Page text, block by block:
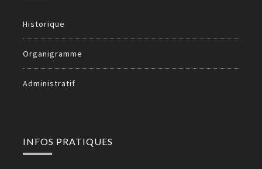
Historique
Organigramme
Administratif
INFOS PRATIQUES